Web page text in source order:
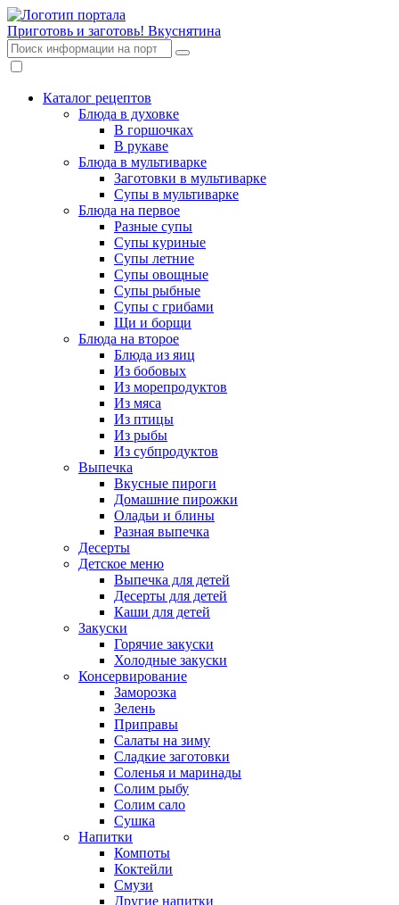
Приготовь и заготовь! Вкуснятина
Каталог рецептов
Блюда в духовке
В горшочках
В рукаве
Блюда в мультиварке
Заготовки в мультиварке
Супы в мультиварке
Блюда на первое
Разные супы
Супы куриные
Супы летние
Супы овощные
Супы рыбные
Супы с грибами
Щи и борщи
Блюда на второе
Блюда из яиц
Из бобовых
Из морепродуктов
Из мяса
Из птицы
Из рыбы
Из субпродуктов
Выпечка
Вкусные пироги
Домашние пирожки
Оладьи и блины
Разная выпечка
Десерты
Детское меню
Выпечка для детей
Десерты для детей
Каши для детей
Закуски
Горячие закуски
Холодные закуски
Консервирование
Заморозка
Зелень
Приправы
Салаты на зиму
Сладкие заготовки
Соленья и маринады
Солим рыбу
Солим сало
Сушка
Напитки
Компоты
Коктейли
Смузи
Другие напитки